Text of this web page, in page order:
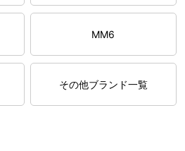
MM6
その他ブランド一覧